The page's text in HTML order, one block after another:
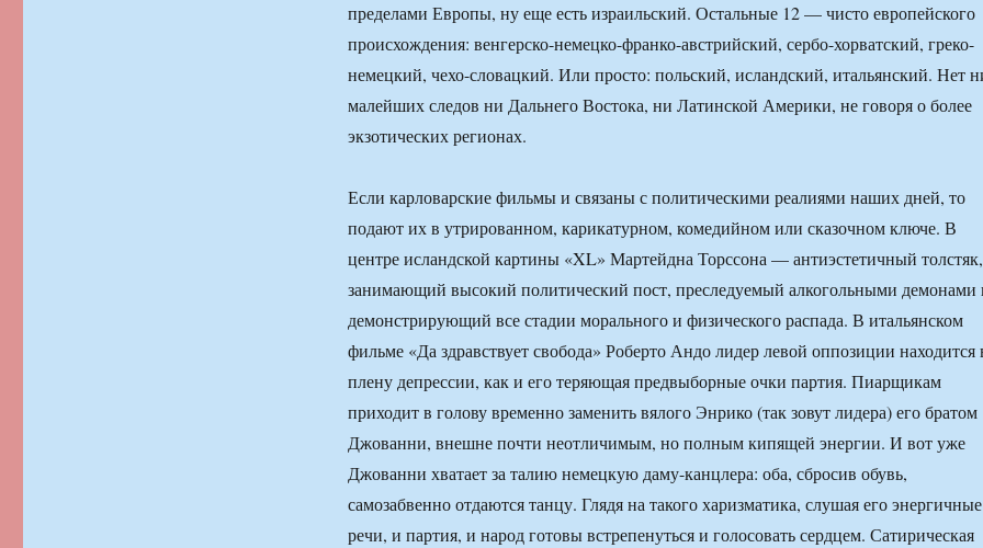
пределами Европы, ну еще есть израильский. Остальные 12 — чисто европейского
происхождения: венгерско-немецко-франко-австрийский, сербо-хорватский, греко-
немецкий, чехо-словацкий. Или просто: польский, исландский, итальянский. Нет
малейших следов ни Дальнего Востока, ни Латинской Америки, не говоря о более
экзотических регионах.
Если карловарские фильмы и связаны с политическими реалиями наших дней, то
подают их в утрированном, карикатурном, комедийном или сказочном ключе. В
центре исландской картины «XL» Мартейдна Торссона — антиэстетичный толстяк,
занимающий высокий политический пост, преследуемый алкогольными демонами
демонстрирующий все стадии морального и физического распада. В итальянском
фильме «Да здравствует свобода» Роберто Андо лидер левой оппозиции находится
плену депрессии, как и его теряющая предвыборные очки партия. Пиарщикам
приходит в голову временно заменить вялого Энрико (так зовут лидера) его братом
Джованни, внешне почти неотличимым, но полным кипящей энергии. И вот уже
Джованни хватает за талию немецкую даму-канцлера: оба, сбросив обувь,
самозабвенно отдаются танцу. Глядя на такого харизматика, слушая его энергичные
речи, и партия, и народ готовы встрепенуться и голосовать сердцем. Сатирическая